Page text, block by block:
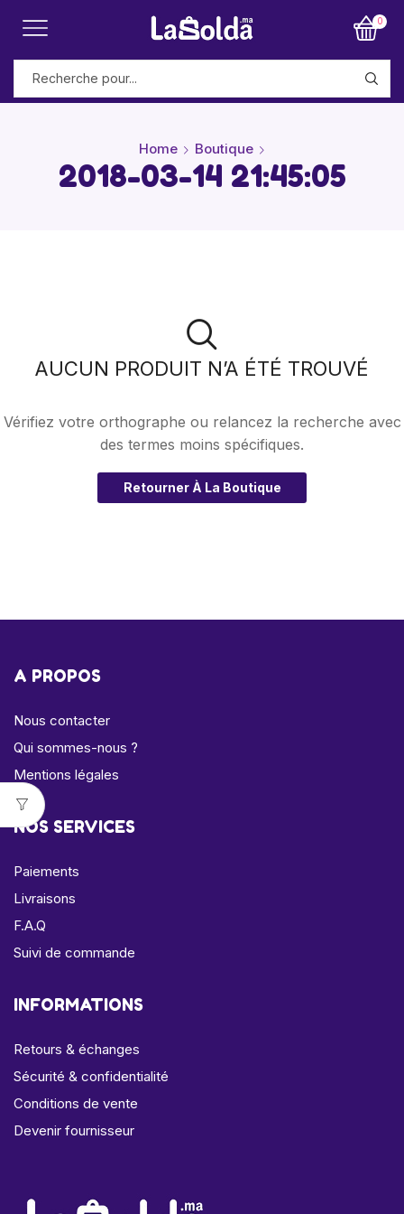
0
Home Boutique
2018-03-14 21:45:05
AUCUN PRODUIT N’A ÉTÉ TROUVÉ
Vérifiez votre orthographe ou relancez la recherche avec
des termes moins spécifiques.
Retourner À La Boutique
A PROPOS
Nous contacter
Qui sommes-nous ?
Mentions légales
NOS SERVICES
Paiements
Livraisons
F.A.Q
Suivi de commande
INFORMATIONS
Retours & échanges
Sécurité & confidentialité
Conditions de vente
Devenir fournisseur